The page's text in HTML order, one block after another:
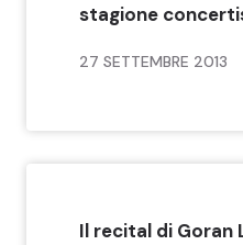
stagione
27 SETTEMBRE 2013
Il recital di Goran